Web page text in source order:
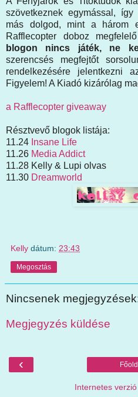
szövetkeznek egymással,
más dolgod, mint a három
Rafflecopter doboz
blogon nincs játék, ne
szerencsés megfejtőt
rendelkezésére jelentkezni
Figyelem! A Kiadó kizárólag
a Rafflecopter giveaway
Résztvevő blogok listája:
11.24 Insane Life
11.26 Media Addict
11.28 Kelly & Lupi olvas
11.30 Dreamworld
Kelly dátum: 23:43
Megosztás
Nincsenek
Megjegyzés küldése
‹
Internetes